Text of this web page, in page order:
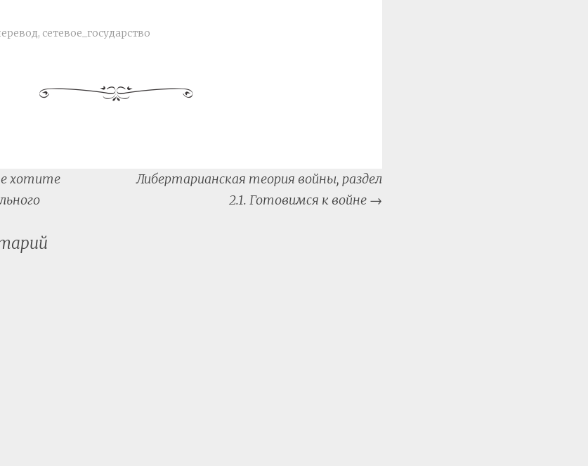
, сетевое_государство
хотите
Либертарианская теория войны, раздел
2.1. Готовимся к войне →